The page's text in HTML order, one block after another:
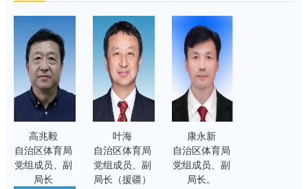
高兆毅
自治区体育局
党组成员、副
局长
叶海
自治区体育局
党组成员、副
局长（援疆）
康永新
自治区体育局
党组成员、副
局长。